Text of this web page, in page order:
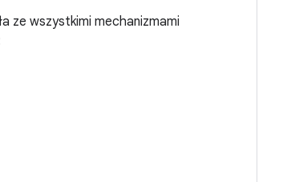
ze wszystkimi mechanizmami